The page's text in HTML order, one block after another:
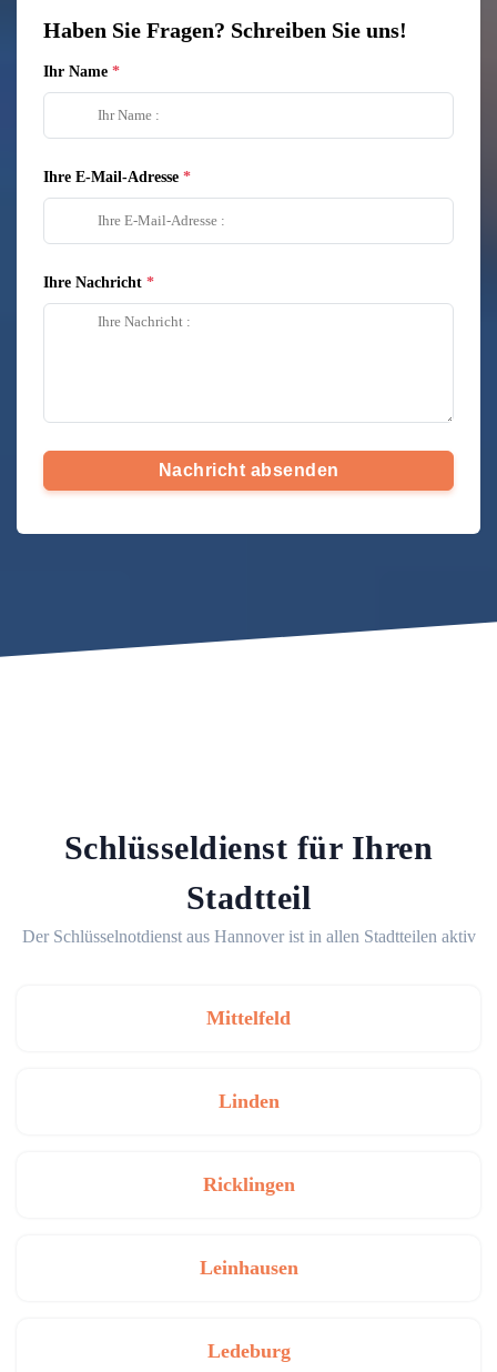
Haben Sie Fragen? Schreiben Sie uns!
Ihr Name
Ihre E-Mail-Adresse
Ihre Nachricht
Nachricht absenden
Schlüsseldienst für Ihren
Stadtteil
Der Schlüsselnotdienst aus Hannover ist in allen Stadtteilen aktiv
Mittelfeld
Linden
Ricklingen
Leinhausen
Ledeburg